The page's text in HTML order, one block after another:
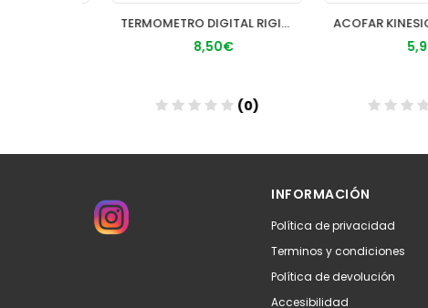
TERMOMETRO DIGITAL RIGIDO PRIM
8,50€
(0)
5,95€
INFORMACIÓN
Política de privacidad
Terminos y condiciones
Política de devolución
Accesibilidad